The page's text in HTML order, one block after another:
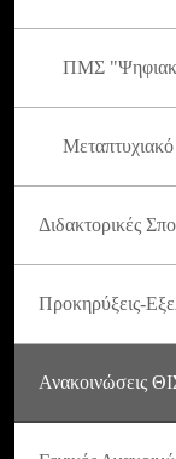
ΠΜΣ
Διδακτορικές
Προκηρύξεις-
Ανακοινώσεις